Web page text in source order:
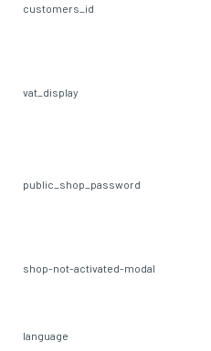
customers_id
vat_display
public_shop_password
shop-not-activated-modal
language